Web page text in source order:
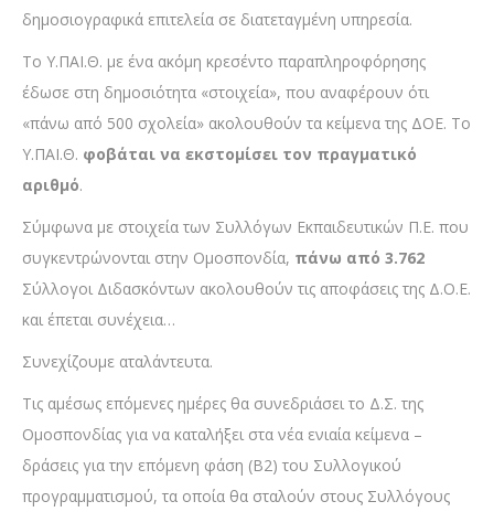
δημοσιογραφικά επιτελεία σε διατεταγμένη υπηρεσία.
Το Υ.ΠΑΙ.Θ. με ένα ακόμη κρεσέντο παραπληροφόρησης
έδωσε στη δημοσιότητα «στοιχεία», που αναφέρουν ότι
«πάνω από 500 σχολεία» ακολουθούν τα κείμενα της ΔΟΕ. Το
Υ.ΠΑΙ.Θ. φοβάται να εκστομίσει τον πραγματικό
αριθμό.
Σύμφωνα με στοιχεία των Συλλόγων Εκπαιδευτικών Π.Ε. που
συγκεντρώνονται στην Ομοσπονδία, πάνω από 3.762
Σύλλογοι Διδασκόντων ακολουθούν τις αποφάσεις της Δ.Ο.Ε.
και έπεται συνέχεια…
Συνεχίζουμε αταλάντευτα.
Τις αμέσως επόμενες ημέρες θα συνεδριάσει το Δ.Σ. της
Ομοσπονδίας για να καταλήξει στα νέα ενιαία κείμενα –
δράσεις για την επόμενη φάση (Β2) του Συλλογικού
προγραμματισμού, τα οποία θα σταλούν στους Συλλόγους